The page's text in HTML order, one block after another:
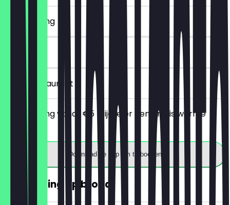
~€ 4 korting
7 dagen
in het restaurant
Bij besteding vanaf €5 krijg je er een gratis warme
drank bij.
Download de app om te boeken
30% korting op brood